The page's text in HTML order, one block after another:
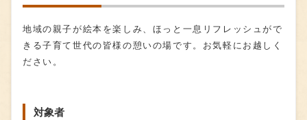
地域の親子が絵本を楽しみ、ほっと一息リフレッシュがで
きる子育て世代の皆様の憩いの場です。お気軽にお越しく
ださい。
対象者